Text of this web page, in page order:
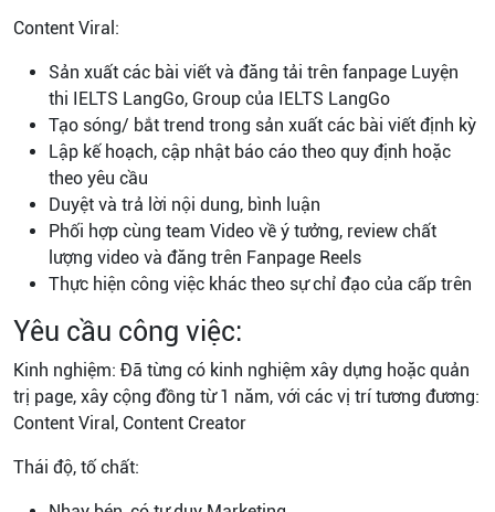
Content Viral:
Sản xuất các bài viết và đăng tải trên fanpage Luyện
thi IELTS LangGo, Group của IELTS LangGo
Tạo sóng/ bắt trend trong sản xuất các bài viết định kỳ
Lập kế hoạch, cập nhật báo cáo theo quy định hoặc
theo yêu cầu
Duyệt và trả lời nội dung, bình luận
Phối hợp cùng team Video về ý tưởng, review chất
lượng video và đăng trên Fanpage Reels
Thực hiện công việc khác theo sự chỉ đạo của cấp trên
Yêu cầu công việc:
Kinh nghiệm: Đã từng có kinh nghiệm xây dựng hoặc quản
trị page, xây cộng đồng từ 1 năm, với các vị trí tương đương:
Content Viral, Content Creator
Thái độ, tố chất: